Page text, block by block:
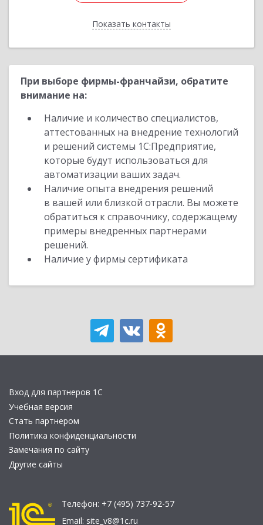
Показать контакты
Назад
При выборе фирмы-франчайзи, обратите
внимание на:
Наличие и количество специалистов,
аттестованных на внедрение технологий
и решений системы 1С:Предприятие,
которые будут использоваться для
автоматизации ваших задач.
Наличие опыта внедрения решений
в вашей или близкой отрасли. Вы можете
обратиться к справочнику, содержащему
примеры внедренных партнерами
решений.
Наличие у фирмы сертификата
Вход для партнеров 1С
Учебная версия
Стать партнером
Политика конфиденциальности
Замечания по сайту
Другие сайты
Телефон: +7 (495) 737-92-57
Email: site_v8@1c.ru